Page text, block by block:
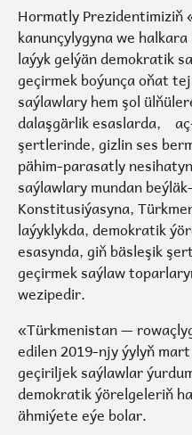
Hormatly Prezidentimiziň
kanunçylygyna we
laýyk gelýän demokratik
geçirmek boýunça oňat
saýlawlary hem şol
dalaşgärlik esaslarda,
şertlerinde, gizlin ses
pähim-parasatly
saýlawlary mundan
Konstitusiýasyna,
laýyklykda, demokratik
esasynda, giň bäsleşik
geçirmek saýlaw
wezipedir.
«Türkmenistan —
edilen 2019-njy ýylyň
geçiriljek saýlawlar
demokratik ýörelgeleriň
ähmiýete eýe bolar.